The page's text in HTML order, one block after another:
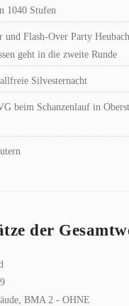
1040 Stufen
und Flash-Over Party
geht in die zweite Runde
Silvesternacht
beim Schanzenlauf in
der
BMA 2 - OHNE